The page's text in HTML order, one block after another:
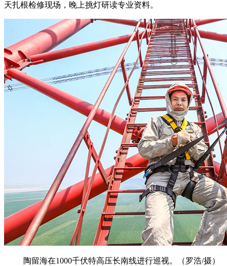
天扎根检修现场，晚上挑灯研读专业资料。
陶留海在1000千伏特高压长南线进行巡视。（罗浩/摄）